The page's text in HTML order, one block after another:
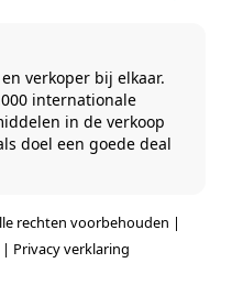
verkoper bij elkaar.
internationale
in de verkoop
doel een goede deal
rechten voorbehouden |
| Privacy verklaring